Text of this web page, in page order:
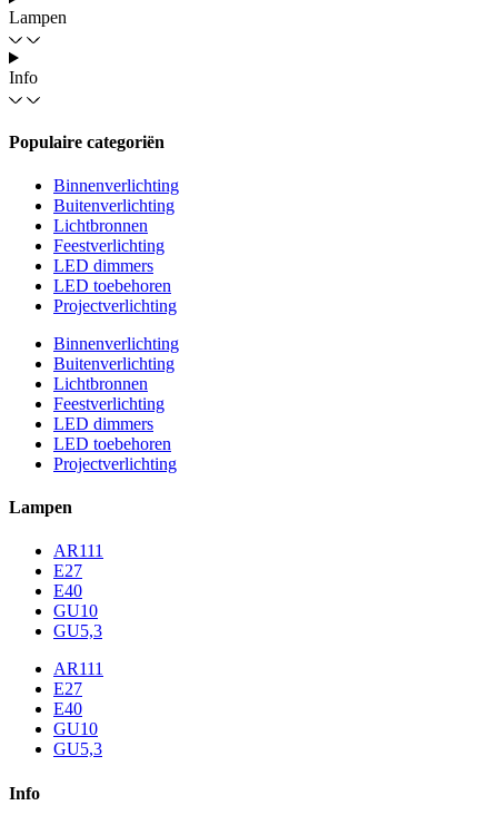
Lampen
Info
Populaire categoriën
Binnenverlichting
Buitenverlichting
Lichtbronnen
Feestverlichting
LED dimmers
LED toebehoren
Projectverlichting
Binnenverlichting
Buitenverlichting
Lichtbronnen
Feestverlichting
LED dimmers
LED toebehoren
Projectverlichting
Lampen
AR111
E27
E40
GU10
GU5,3
AR111
E27
E40
GU10
GU5,3
Info